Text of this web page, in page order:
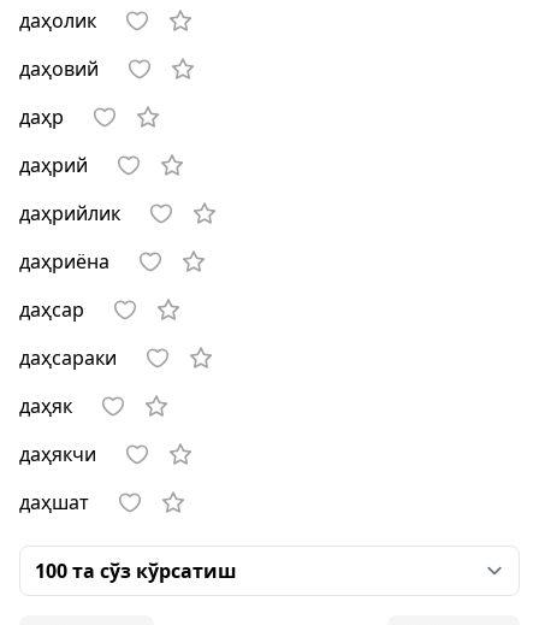
даҳолик
даҳовий
даҳр
даҳрий
даҳрийлик
даҳриёна
даҳсар
даҳсараки
даҳяк
даҳякчи
даҳшат